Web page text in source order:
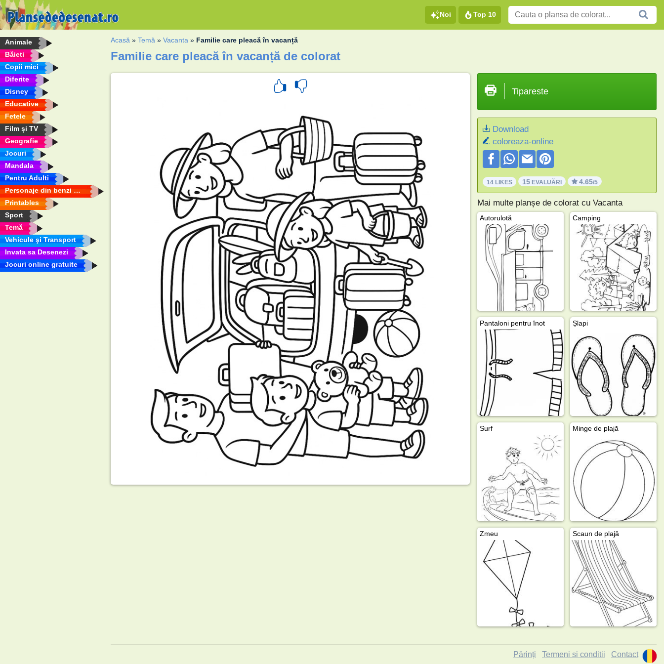
Noi Top 10
Animale
Băieti
Copii mici
Diferite
Disney
Educative
Fetele
Film și TV
Geografie
Jocuri
Mandala
Pentru Adulti
Personaje din benzi desenate
Printables
Sport
Temă
Vehicule şi Transport
Invata sa Desenezi
Jocuri online gratuite
Acasă »Temă »Vacanta » Familie care pleacă în vacanță
Familie care pleacă în vacanță de colorat
Tipareste
Download
coloreaza-online
14 LIKES 15EVALUĂRI 4.65/5
Mai multe planșe de colorat cu Vacanta
Autorulotă Camping
Pantaloni pentru înot Șlapi
Surf Minge de plajă
Zmeu Scaun de plajă
Părinți Termeni si conditii Contact